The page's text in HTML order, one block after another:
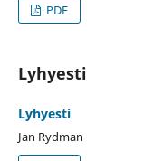
PDF
Lyhyesti
Lyhyesti
Jan Rydman